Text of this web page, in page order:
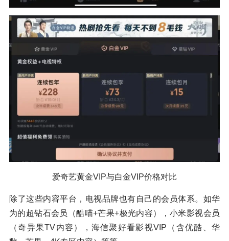
爱奇艺黄金VIP与白金VIP价格对比
除了这些内容平台，电视品牌也有自己的会员体系。如华
为的超钻石会员（酷喵+芒果+极光内容），小米影视会员
（奇异果TV内容），海信聚好看影视VIP（含优酷、华